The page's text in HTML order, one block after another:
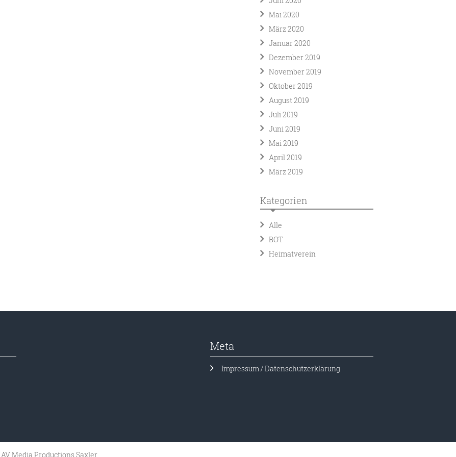
Mai 2020
März 2020
Januar 2020
Dezember 2019
November 2019
Oktober 2019
August 2019
Juli 2019
Juni 2019
Mai 2019
April 2019
März 2019
Kategorien
Alle
BOT
Heimatverein
Meta
Impressum / Datenschutzerklärung
AV Media Productions Saxler